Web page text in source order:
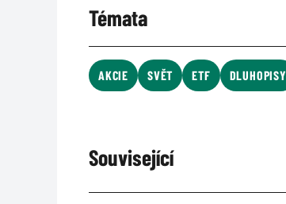
Témata
AKCIE SVĚT ETF DLUHOPISY
Související